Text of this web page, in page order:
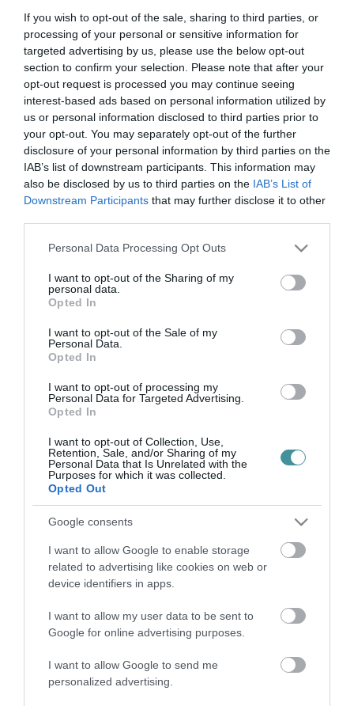
If you wish to opt-out of the sale, sharing to third parties, or
processing of your personal or sensitive information for
targeted advertising by us, please use the below opt-out
section to confirm your selection. Please note that after your
opt-out request is processed you may continue seeing
interest-based ads based on personal information utilized by
us or personal information disclosed to third parties prior to
your opt-out. You may separately opt-out of the further
disclosure of your personal information by third parties on the
IAB’s list of downstream participants. This information may
also be disclosed by us to third parties on the IAB’s List of
Downstream Participants that may further disclose it to other
Please note that this website/app uses one or more Google
not limited to your visit or usage behaviour. You may click to
grant or deny consent to Google and its third-party tags to
use your data for below specified purposes in below Google
consent section.
Personal Data Processing Opt Outs
I want to opt-out of the Sharing of my
personal data.
Opted In
I want to opt-out of the Sale of my
Personal Data.
Opted In
I want to opt-out of processing my
Personal Data for Targeted Advertising.
Opted In
I want to opt-out of Collection, Use,
Retention, Sale, and/or Sharing of my
Personal Data that Is Unrelated with the
Purposes for which it was collected.
Opted Out
Google consents
I want to allow Google to enable storage
related to advertising like cookies on web or
device identifiers in apps.
I want to allow my user data to be sent to
Google for online advertising purposes.
I want to allow Google to send me
personalized advertising.
buszpályaudvaron és vasútállomáson – olvasható a MÁV-Volán-
csoport közleményében. A Vers a peronon országos irodalmi
eseménysorozat rész...
HŰSÍTŐ AZ UTAZÓKNAK: A HŐSÉGRIASZTÁS IDEJE ALATT
EGERBEN IS VIZET OSZTANAK A BUSZPÁLYAUDVARON
2021. július 13|Eger ügye
A Volánbusz az autóbusz-állomások területén biztosítja az
utasok részére a méltányolható mennyiségű ivóvízzel (csapvízzel)
történő ellátást a keddtől csütörtökig elrendelt hőségriasztás ideje
al...
AZ EGRI BUSZPÁLYAUDVARON
Ásványvizet biztosít utasainak keddtől a budapesti
főpályaudvarokon és a nagyobb vidéki vasútállomásokon a MÁV-
Budapesten a Nyuga...
MEGRONGÁLÓDOTT – FOTÓK A HELYSZÍNRŐL
2022. március 22|Riasztó
Olvasói jelzés nyomán értesült az Egri Ügyek, hogy kedden kora
délután három busz is megrongálódott az egri buszpályaudvaron.
Egyelőre nem tudjuk pontosan, milyen baleset történhetett, a
beszámo...
ELVISELHETŐBBÉ TENNI A HŐSÉGET EGERBEN
Ahogy portálunk is megírta, hétfőn nulla órától harmadfokú
hőségriasztás lépett életbe, mivel várhatóan a napi
középhőmérséklet legalább három egymást követő napon el fogja
érni a 27 Celsius-fok...
BUSZPÁLYAUDVARON
| Eger ügye